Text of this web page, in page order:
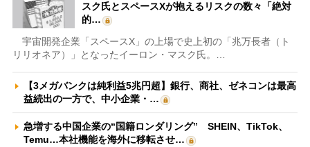
スク氏とスペースXが抱えるリスクの数々「絶対
的…
宇宙開発企業「スペースX」の上場で史上初の「兆万長者（ト
リリオネア）」となったイーロン・マスク氏。…
【3メガバンクは純利益5兆円超】銀行、商社、ゼネコンは最高
益続出の一方で、中小企業・…
急増する中国企業の“国籍ロンダリング” SHEIN、TikTok、
Temu…本社機能を海外に移転させ…